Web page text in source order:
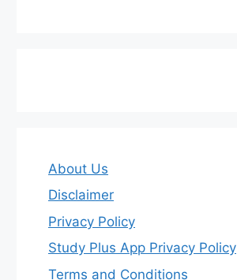
About Us
Disclaimer
Privacy Policy
Study Plus App Privacy Policy
Terms and Conditions